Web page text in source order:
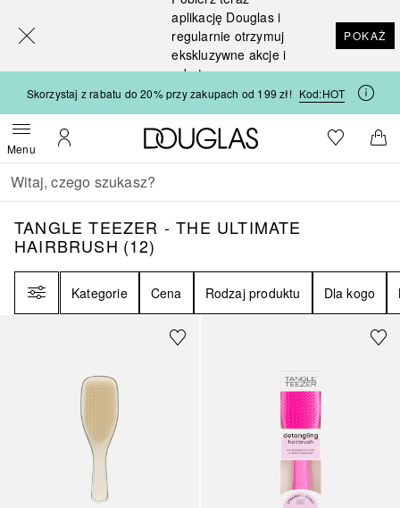
aplikację Douglas i
regularnie otrzymuj
ekskluzywne akcje i
rabaty
POKAŻ
Skorzystaj z rabatu do 20% przy zakupach od 199 zł! Kod:HOT
MenuOtwórz menuMoje konto
Strona główna Douglas
Do listyDo
Wracać
Wykonaj wyszukiwanie
TANGLE TEEZER - THE ULTIMATE
TANGLE TEEZER - THE ULTIMATE
HAIRBRUSH (12)
Kategorie Cena Rodzaj produktu Dla kogo
+ + 1
[navigation.slideout.screenreader]